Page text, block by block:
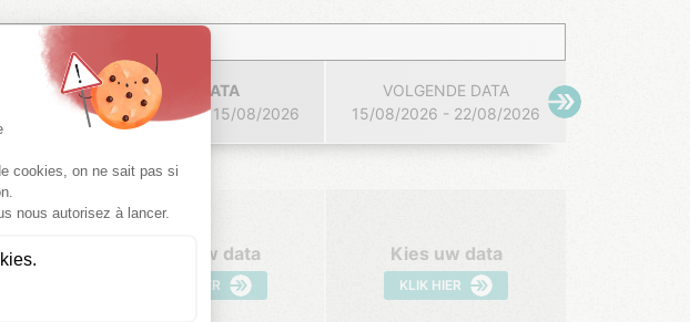
UW DATA
08/08/2026 - 15/08/2026
VOLGENDE DATA
15/08/2026 - 22/08/2026
Kies uw data
KLIK HIER
Kies uw data
KLIK HIER